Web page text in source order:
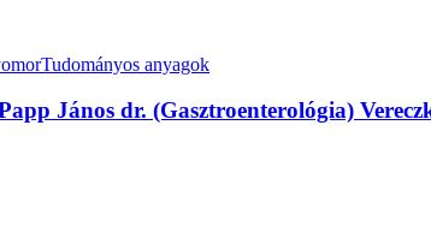
Tudományos anyagok
János dr. (Gasztroenterológia)